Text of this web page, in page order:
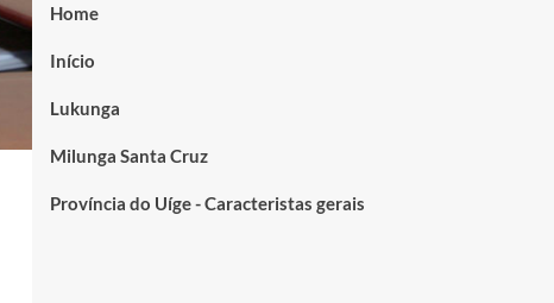
Home
Início
Lukunga
Milunga Santa Cruz
Província do Uíge - Caracteristas gerais